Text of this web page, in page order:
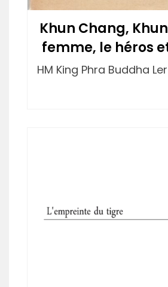
Khun Chang,
femme, le héros
HM King Phra Buddha